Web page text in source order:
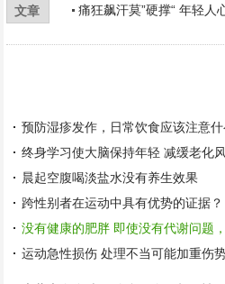
文章
痛狂飙汗莫”硬撑“ 年轻人
预防湿疹发作，日常饮食应该注意什
终身学习使大脑保持年轻 减缓老化
晨起空腹喝淡盐水没有养生效果
跨性别者在运动中具有优势的证据？
没有健康的肥胖 即使没有代谢问题
运动急性损伤 处理不当可能加重伤